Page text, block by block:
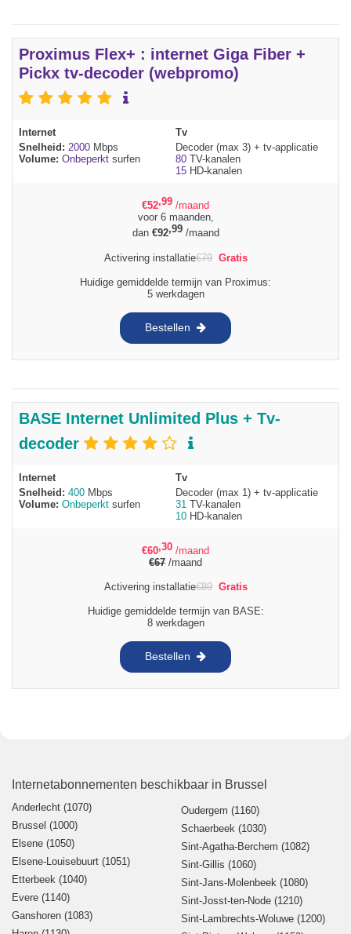
Proximus Flex+ : internet Giga Fiber +
Pickx tv-decoder (webpromo)
Internet
Snelheid: 2000 Mbps
Volume: Onbeperkt surfen
Tv
Decoder (max 3) + tv-applicatie
80 TV-kanalen
15 HD-kanalen
€52,99 /maand
voor 6 maanden,
dan €92,99/maand
Activering installatie€79 Gratis
Huidige gemiddelde termijn van Proximus:
5 werkdagen
Bestellen
BASE Internet Unlimited Plus + Tv-
decoder
Internet
Snelheid: 400 Mbps
Volume: Onbeperkt surfen
Tv
Decoder (max 1) + tv-applicatie
31 TV-kanalen
10 HD-kanalen
€60,30 /maand
€67 /maand
Activering installatie€89 Gratis
Huidige gemiddelde termijn van BASE:
8 werkdagen
Bestellen
Internetabonnementen beschikbaar in Brussel
Anderlecht (1070)
Brussel (1000)
Elsene (1050)
Elsene-Louisebuurt (1051)
Etterbeek (1040)
Evere (1140)
Ganshoren (1083)
Oudergem (1160)
Schaerbeek (1030)
Sint-Agatha-Berchem (1082)
Sint-Gillis (1060)
Sint-Jans-Molenbeek (1080)
Sint-Josst-ten-Node (1210)
Sint-Lambrechts-Woluwe (1200)